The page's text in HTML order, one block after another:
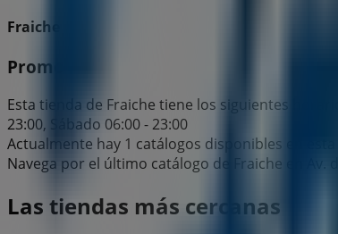
Fraiche
Promo
Esta tienda de Fraiche tiene los siguientes
23:00, Sábado 06:00 - 23:00
Actualmente hay 1 catálogos disponibles en
Navega por el último catálogo de Fraiche en
Las tiendas más cercanas